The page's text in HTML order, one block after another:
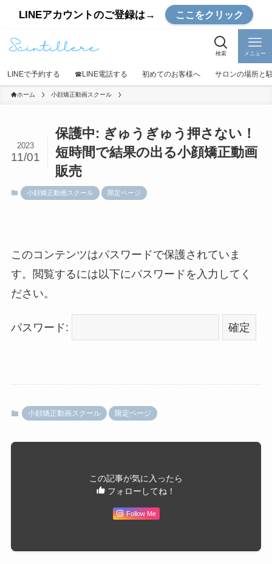
LINEアカウントのご登録は→ ここをクリック
検索 メニュー
LINEで予約する ☎︎LINE電話する 初めてのお客様へ サロンの場所と
ホーム 小顔矯正動画スクール
保護中: ぎゅうぎゅう押さない！
短時間で結果の出る小顔矯正動画
販売
2023
11/01
小顔矯正動画スクール 限定ページ
このコンテンツはパスワードで保護されていま
す。閲覧するには以下にパスワードを入力してく
ださい。
パスワード:
小顔矯正動画スクール 限定ページ
この記事が気に入ったら
フォローしてね！
Follow Me